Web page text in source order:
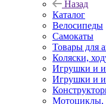
Назад
Каталог
Велосипеды
Самокаты
Товары для
Коляски,
Игрушки и
Игрушки и
Мотоциклы,